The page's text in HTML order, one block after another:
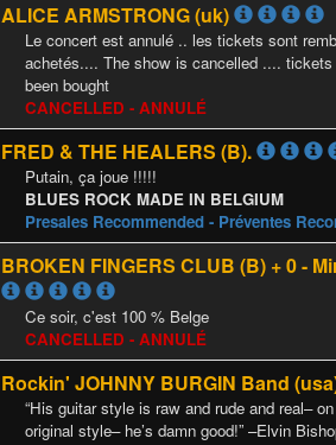
ALICE ARMSTRONG (uk)
Le concert est annulé .. les tickets sont
achetés.... The show is cancelled .... tickets
been bought
CANCELLED - ANNULÉ
FRED & THE HEALERS (B).
Putain, ça joue !!!!!
BLUES ROCK MADE IN BELGIUM
Presales Recommended - Préventes
BROKEN FINGERS CLUB (B) + 0 -
Ce soir, c'est 100 % Belge
CANCELLED - ANNULÉ
Rockin' JOHNNY BURGIN Band
“His guitar style is raw and rude and real–
original style– he’s damn good!” –Elvin